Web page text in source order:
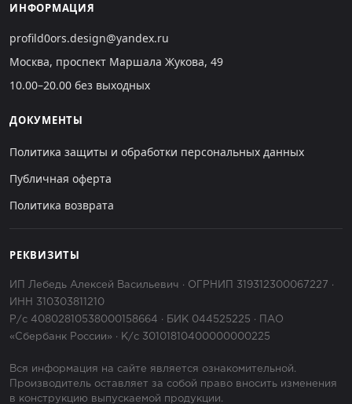
ИНФОРМАЦИЯ
profild0ors.design@yandex.ru
Москва, проспект Маршала Жукова, 49
10.00–20.00 без выходных
ДОКУМЕНТЫ
Политика защиты и обработки персональных данных
Публичная оферта
Политика возврата
РЕКВИЗИТЫ
ИП Лебедь Алексей Васильевич · ОГРНИП 319312300067227 ·
ИНН 310303811210
Р/с 40802810538000158664 · БИК 044525225 · ПАО
«Сбербанк России» · К/с 30101810400000000225
Вся информация на сайте является ознакомительной.
Производитель оставляет за собой право вносить изменения
в конструкцию выпускаемой продукции.